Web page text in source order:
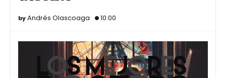
Andrés Olascoaga 10:00